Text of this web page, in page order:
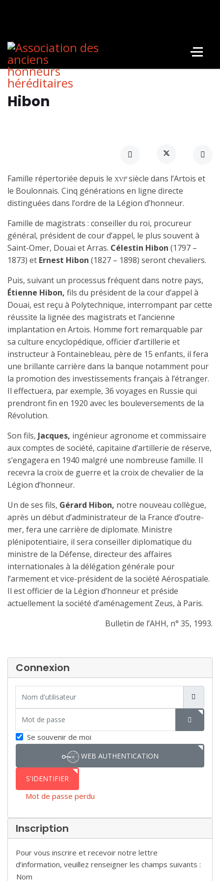
Hibon
Famille répertoriée depuis le XVIe siècle dans l’Artois et
le Boulonnais. Cinq générations en ligne directe
distinguées dans l’ordre de la Légion d’honneur.
Famille de magistrats : conseiller du roi, procureur
général, président de cour d’appel, le plus souvent à
Saint-Omer, Douai et Arras. Célestin Hibon (1797 –
1873) et Ernest Hibon (1827 – 1898) seront chevaliers.
Puis, suivant un processus fréquent dans notre pays,
Étienne Hibon, fils du président de la cour d’appel à
Douai, est reçu à Polytechnique, interrompant par cette
réussite la lignée des magistrats et l’ancienne
implantation en Artois. Homme fort remarquable par
sa culture encyclopédique, officier d’artillerie et
instructeur à Fontainebleau, père de 15 enfants, il fera
une brillante carrière dans la banque notamment pour
la promotion des investissements français à l’étranger.
Il effectuera, par exemple, 36 voyages en Russie qui
prendront fin en 1920 avec les bouleversements de la
Révolution.
Son fils, Jacques, ingénieur agronome et commissaire
aux comptes de société, capitaine d’artillerie de réserve,
s’engagera en 1940 malgré une nombreuse famille. Il
recevra la croix de guerre et la croix de chevalier de la
Légion d’honneur.
Un de ses fils, Gérard Hibon, notre nouveau collègue,
après un début d’administrateur de la France d’outre-
mer, fera une carrière de diplomate. Ministre
plénipotentiaire, il sera conseiller diplomatique du
ministre de la Défense, directeur des affaires
internationales à la délégation générale pour
l’armement et vice-président de la société Aérospatiale.
Il est officier de la Légion d’honneur et préside
actuellement la société d’aménagement Zeus, à Paris.
Bulletin de l’AHH, n° 35, 1993.
Connexion
SHOW
Se souvenir de moi
WEB AUTHENTICATION
S'IDENTIFIER
Mot de passe perdu
Inscription
Pour vous inscrire et recevoir notre lettre
d’information, veuillez renseigner les champs suivants :
Nom